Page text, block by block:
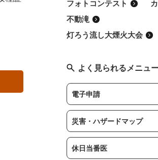
フォトコンテスト
不動滝
灯ろう流し大煙火大会
よく見られるメニュ
電子申請
災害・ハザードマップ
休日当番医